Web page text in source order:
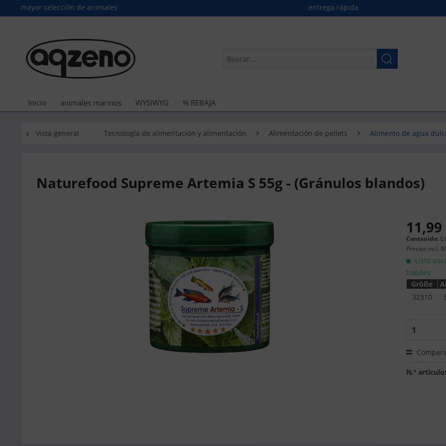
mayor selección de animales entrega rápida
Inicio animales marinos WYSIWYG % REBAJA
Vista general Tecnología de alimentación y alimentación Alimentación de pellets Alimento de agua
Naturefood Supreme Artemia S 55g - (Gránulos blandos)
Contenido:
Precios incl.
Listo
hábiles
Größe
32310
N.º artículo: